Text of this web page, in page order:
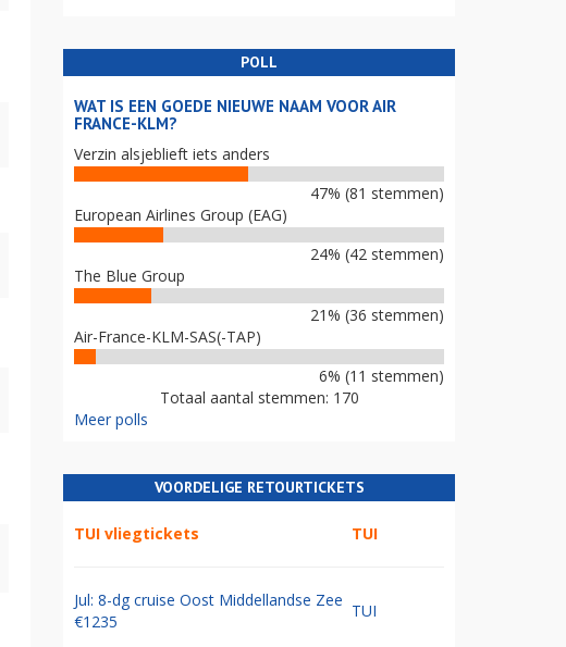
POLL
WAT IS EEN GOEDE NIEUWE NAAM VOOR AIR
FRANCE-KLM?
Verzin alsjeblieft iets anders
47% (81 stemmen)
European Airlines Group (EAG)
24% (42 stemmen)
The Blue Group
21% (36 stemmen)
Air-France-KLM-SAS(-TAP)
6% (11 stemmen)
Totaal aantal stemmen: 170
Meer polls
VOORDELIGE RETOURTICKETS
TUI vliegtickets TUI
Jul: 8-dg cruise Oost Middellandse Zee
€1235
TUI